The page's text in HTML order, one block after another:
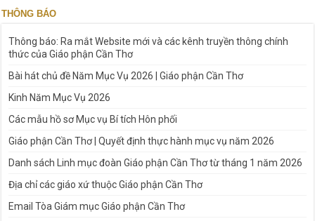
THÔNG BÁO
Thông báo: Ra mắt Website mới và các kênh truyền thông chính
thức của Giáo phận Cần Thơ
Bài hát chủ đề Năm Mục Vụ 2026 | Giáo phận Cần Thơ
Kinh Năm Mục Vụ 2026
Các mẫu hồ sơ Mục vụ Bí tích Hôn phối
Giáo phận Cần Thơ | Quyết định thực hành mục vụ năm 2026
Danh sách Linh mục đoàn Giáo phận Cần Thơ từ tháng 1 năm 2026
Địa chỉ các giáo xứ thuộc Giáo phận Cần Thơ
Email Tòa Giám mục Giáo phận Cần Thơ